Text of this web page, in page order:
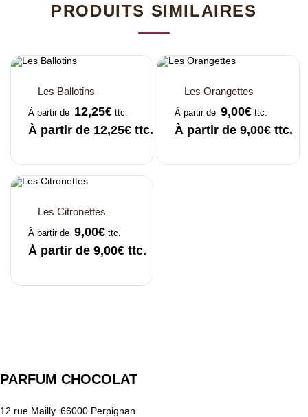
PRODUITS SIMILAIRES
Les Ballotins
À partir de 12,25€ ttc.
À partir de 12,25€ ttc.
Les Orangettes
À partir de 9,00€ ttc.
À partir de 9,00€ ttc.
Les Citronettes
À partir de 9,00€ ttc.
À partir de 9,00€ ttc.
PARFUM CHOCOLAT
12 rue Mailly. 66000 Perpignan.